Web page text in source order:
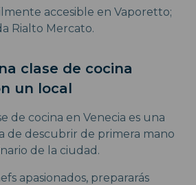
accesible en Vaporetto;
Rialto Mercato.
clase de cocina
un local
de cocina en Venecia es una
de descubrir de primera mano
de la ciudad.
apasionados, prepararás